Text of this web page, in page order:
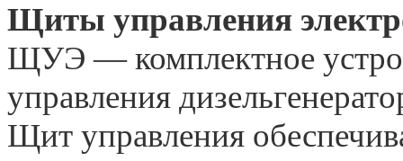
Щиты управления
ЩУЭ — комплектное
управления
Щит управления